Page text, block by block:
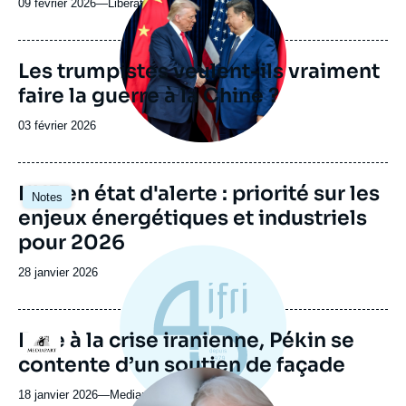
09 février 2026—Nom
journal,
revue
ou
émission
Libération
Les trumpistes veulent-ils vraiment
faire la guerre à la Chine ?
Date
publication
03 février 2026
Notes
Image
principale
L'UE en état d'alerte : priorité sur les
enjeux énergétiques et industriels
pour 2026
Date
publication
28 janvier 2026
Logo
Face à la crise iranienne, Pékin se
contente d’un soutien de façade
18 janvier 2026—Nom
Mediapart
Image
principale